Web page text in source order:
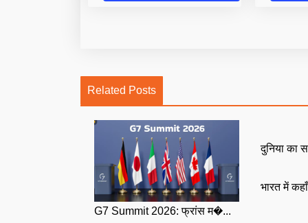
Related Posts
G7 Summit 2026: फ्रांस म�...
दुनिया का
भारत में